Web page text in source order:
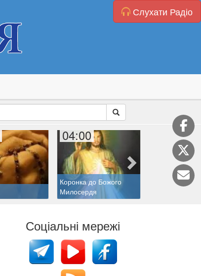
Слухати Радіо
04:00
Коронка до Божого
Милосердя
04:20
Соціальні мережі